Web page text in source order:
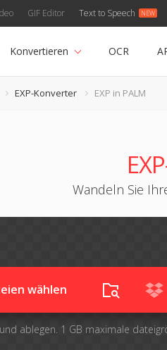
GIF Editor Text to Speech
Konvertieren OCR
EXP-Konverter EXP in PALM
Wandeln Sie
wählen
ablegen. 1 GB maximale